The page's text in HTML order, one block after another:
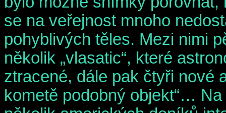
se na veřejnost mnoho
pohyblivých těles. Mezi nimi
několik „vlasatic“, které
ztracené, dále pak čtyři nové
kometě podobný objekt“…